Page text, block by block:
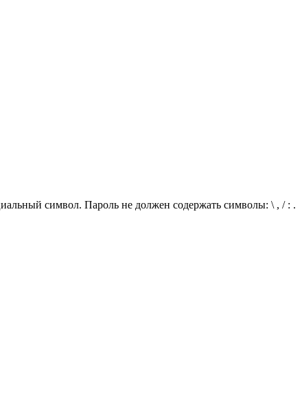
символ. Пароль не должен содержать символы: \ , / : .